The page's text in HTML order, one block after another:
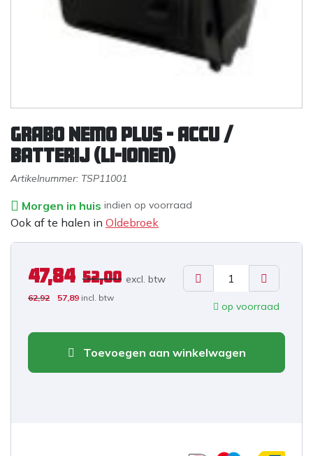
GRABO Nemo PLUS - Accu /
batterij (Li-Ionen)
Artikelnummer: TSP11001
Morgen in huis indien op voorraad
Ook af te halen in Oldebroek
47,84 52,00 excl. btw
62,92 57,89 incl. btw
op voorraad
Toevoegen aan winkelwagen